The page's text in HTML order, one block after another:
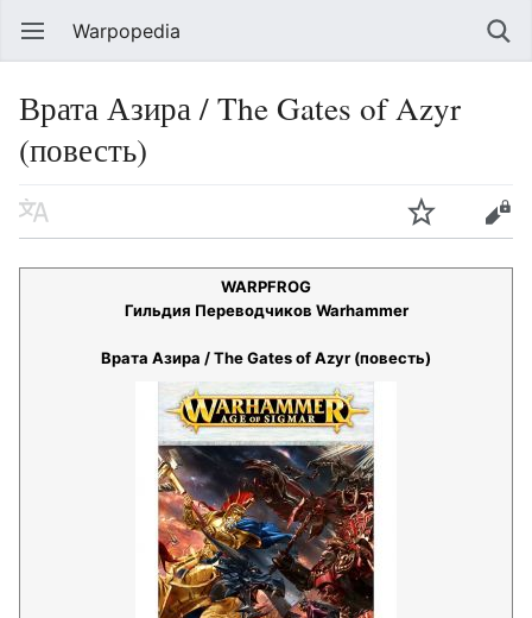
Warpopedia
Врата Азира / The Gates of Azyr
(повесть)
WARPFROG
Гильдия Переводчиков Warhammer
Врата Азира / The Gates of Azyr (повесть)